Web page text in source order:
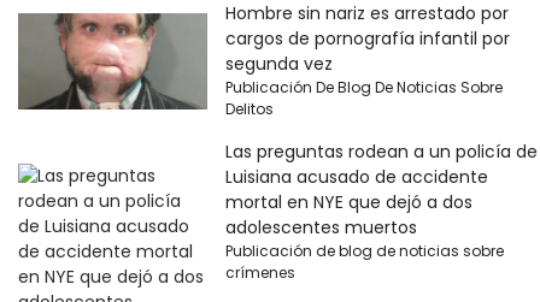
Hombre sin nariz es arrestado por
cargos de pornografía infantil por
segunda vez
Publicación De Blog De Noticias Sobre
Delitos
Las preguntas rodean a un policía de
Luisiana acusado de accidente
mortal en NYE que dejó a dos
adolescentes muertos
Publicación de blog de noticias sobre
crímenes